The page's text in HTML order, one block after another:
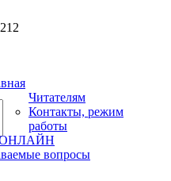
Читателям
Контакты, режим
работы
ОНЛАЙН
вопросы